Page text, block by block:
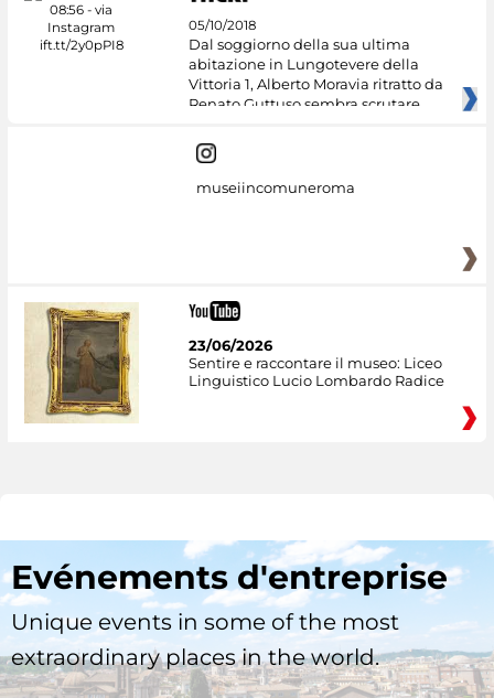
05/10/2018
Dal soggiorno della sua ultima
abitazione in Lungotevere della
Vittoria 1, Alberto Moravia ritratto da
Renato Guttuso sembra scrutare
museiincomuneroma
23/06/2026
Sentire e raccontare il museo: Liceo
Linguistico Lucio Lombardo Radice
Evénements d'entreprise
Unique events in some of the most
extraordinary places in the world.